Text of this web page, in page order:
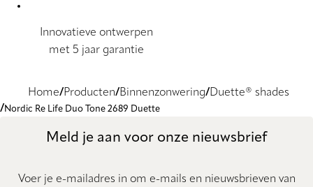
Innovatieve ontwerpen
met 5 jaar garantie
Home Producten Binnenzonwering Duette® shades
Nordic Re Life Duo Tone 2689 Duette
Meld je aan voor onze nieuwsbrief
Voer je e-mailadres in om e-mails en nieuwsbrieven van